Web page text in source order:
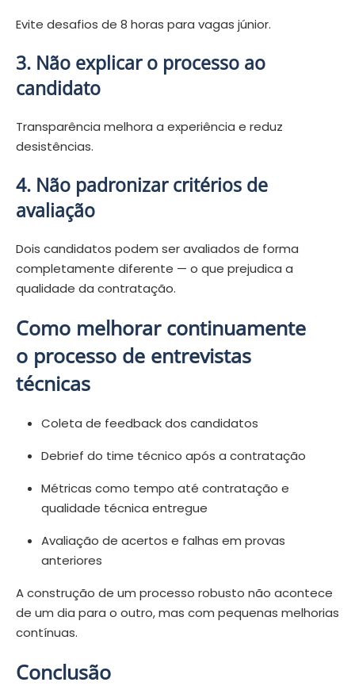
Evite desafios de 8 horas para vagas júnior.
3. Não explicar o processo ao
candidato
Transparência melhora a experiência e reduz
desistências.
4. Não padronizar critérios de
avaliação
Dois candidatos podem ser avaliados de forma
completamente diferente — o que prejudica a
qualidade da contratação.
Como melhorar continuamente
o processo de entrevistas
técnicas
Coleta de feedback dos candidatos
Debrief do time técnico após a contratação
Métricas como tempo até contratação e
qualidade técnica entregue
Avaliação de acertos e falhas em provas
anteriores
A construção de um processo robusto não acontece
de um dia para o outro, mas com pequenas melhorias
contínuas.
Conclusão